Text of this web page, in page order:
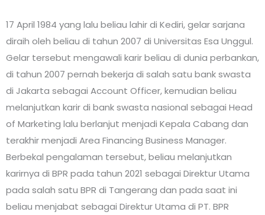
17 April 1984 yang lalu beliau lahir di Kediri, gelar sarjana
diraih oleh beliau di tahun 2007 di Universitas Esa Unggul.
Gelar tersebut mengawali karir beliau di dunia perbankan,
di tahun 2007 pernah bekerja di salah satu bank swasta
di Jakarta sebagai Account Officer, kemudian beliau
melanjutkan karir di bank swasta nasional sebagai Head
of Marketing lalu berlanjut menjadi Kepala Cabang dan
terakhir menjadi Area Financing Business Manager.
Berbekal pengalaman tersebut, beliau melanjutkan
karirnya di BPR pada tahun 2021 sebagai Direktur Utama
pada salah satu BPR di Tangerang dan pada saat ini
beliau menjabat sebagai Direktur Utama di PT. BPR